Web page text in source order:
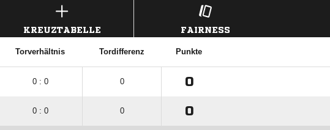
KREUZTABELLE FAIRNESS
Torverhältnis Tordifferenz Punkte
0 : 0 0 0
0 : 0 0 0